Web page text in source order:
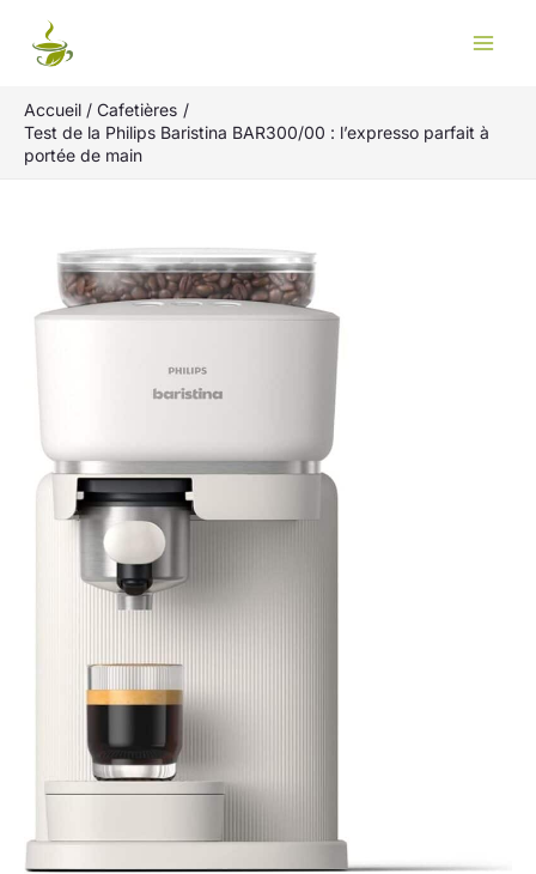
Accueil
Cafetières
Test de la Philips Baristina BAR300/00 : l’expresso parfait à
portée de main